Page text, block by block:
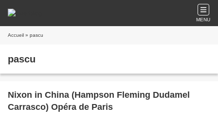
MENU
Accueil » pascu
pascu
Nixon in China (Hampson Fleming Dudamel
Carrasco) Opéra de Paris